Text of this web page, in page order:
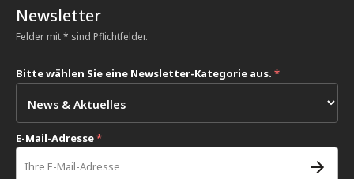
Newsletter
Felder mit * sind Pflichtfelder.
Bitte wählen Sie eine Newsletter-Kategorie aus. *
E-Mail-Adresse*